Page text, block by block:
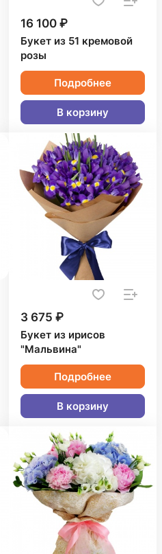
16 100 ₽
Букет из 51 кремовой
розы
Подробнее
В корзину
3 675 ₽
Букет из ирисов
"Мальвина"
Подробнее
В корзину